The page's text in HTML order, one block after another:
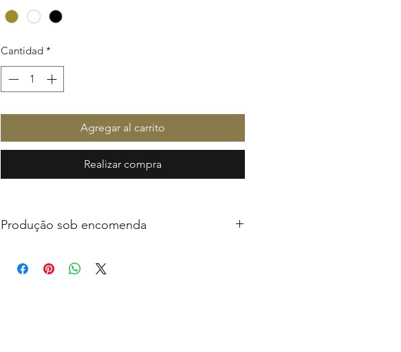
Cantidad *
Agregar al carrito
Realizar compra
Produção sob encomenda
produzidos somente sob encomenda. Neste caso,